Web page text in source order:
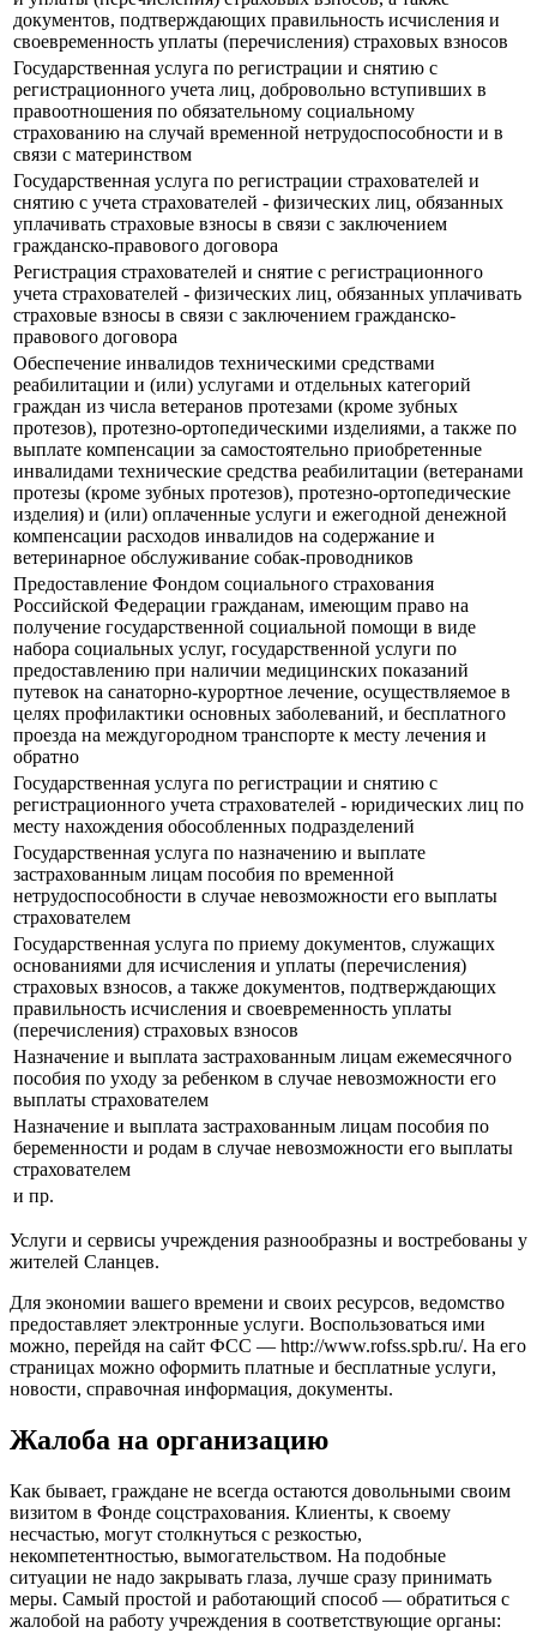
документов, подтверждающих правильность исчисления и
своевременность уплаты (перечисления) страховых взносов
Государственная услуга по регистрации и снятию с
регистрационного учета лиц, добровольно вступивших в
правоотношения по обязательному социальному
страхованию на случай временной нетрудоспособности и в
связи с материнством
Государственная услуга по регистрации страхователей и
снятию с учета страхователей - физических лиц, обязанных
уплачивать страховые взносы в связи с заключением
гражданско-правового договора
Регистрация страхователей и снятие с регистрационного
учета страхователей - физических лиц, обязанных уплачивать
страховые взносы в связи с заключением гражданско-
правового договора
Обеспечение инвалидов техническими средствами
реабилитации и (или) услугами и отдельных категорий
граждан из числа ветеранов протезами (кроме зубных
протезов), протезно-ортопедическими изделиями, а также по
выплате компенсации за самостоятельно приобретенные
инвалидами технические средства реабилитации (ветеранами
протезы (кроме зубных протезов), протезно-ортопедические
изделия) и (или) оплаченные услуги и ежегодной денежной
компенсации расходов инвалидов на содержание и
ветеринарное обслуживание собак-проводников
Предоставление Фондом социального страхования
Российской Федерации гражданам, имеющим право на
получение государственной социальной помощи в виде
набора социальных услуг, государственной услуги по
предоставлению при наличии медицинских показаний
путевок на санаторно-курортное лечение, осуществляемое в
целях профилактики основных заболеваний, и бесплатного
проезда на междугородном транспорте к месту лечения и
обратно
Государственная услуга по регистрации и снятию с
регистрационного учета страхователей - юридических лиц по
месту нахождения обособленных подразделений
Государственная услуга по назначению и выплате
застрахованным лицам пособия по временной
нетрудоспособности в случае невозможности его выплаты
страхователем
Государственная услуга по приему документов, служащих
основаниями для исчисления и уплаты (перечисления)
страховых взносов, а также документов, подтверждающих
правильность исчисления и своевременность уплаты
(перечисления) страховых взносов
Назначение и выплата застрахованным лицам ежемесячного
пособия по уходу за ребенком в случае невозможности его
выплаты страхователем
Назначение и выплата застрахованным лицам пособия по
беременности и родам в случае невозможности его выплаты
страхователем
и пр.
Услуги и сервисы учреждения разнообразны и востребованы у
жителей Сланцев.
Для экономии вашего времени и своих ресурсов, ведомство
предоставляет электронные услуги. Воспользоваться ими
можно, перейдя на сайт ФСС — http://www.rofss.spb.ru/. На его
страницах можно оформить платные и бесплатные услуги,
новости, справочная информация, документы.
Жалоба на организацию
Как бывает, граждане не всегда остаются довольными своим
визитом в Фонде соцстрахования. Клиенты, к своему
несчастью, могут столкнуться с резкостью,
некомпетентностью, вымогательством. На подобные
ситуации не надо закрывать глаза, лучше сразу принимать
меры. Самый простой и работающий способ — обратиться с
жалобой на работу учреждения в соответствующие органы: